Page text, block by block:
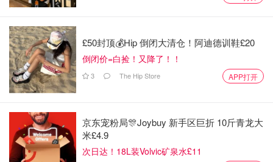
£50封顶💰Hip 倒闭大清仓！阿迪德训鞋£20
倒闭价=白捡！又降了！！
3 The Hip Store APP打开
京东宠粉局🎊Joybuy 新手区巨折 10斤青龙大
米£4.9
次日达！18L装Volvic矿泉水£11